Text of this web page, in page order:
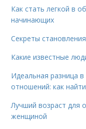
Как стать легкой в
начинающих
Секреты
Какие известные
Идеальная разница
отношений: как
Лучший возраст для
женщиной